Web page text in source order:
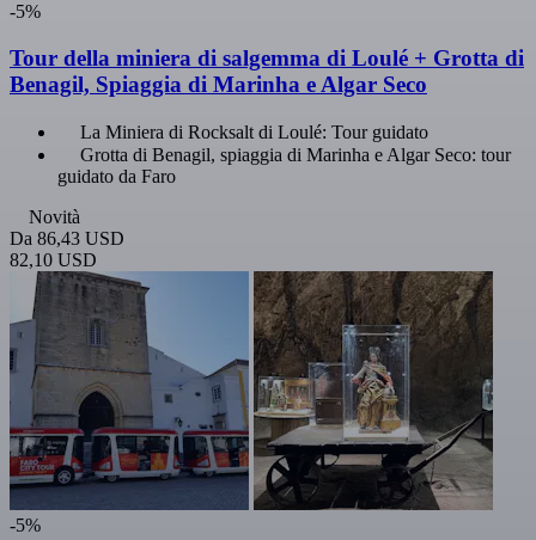
-5%
Tour della miniera di salgemma di Loulé + Grotta di
Benagil, Spiaggia di Marinha e Algar Seco
La Miniera di Rocksalt di Loulé: Tour guidato
Grotta di Benagil, spiaggia di Marinha e Algar Seco: tour
guidato da Faro
Novità
Da 86,43 USD
82,10 USD
-5%